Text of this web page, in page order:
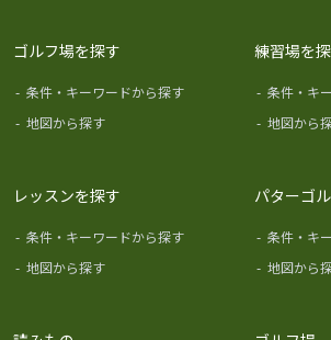
ゴルフ場を探す
- 条件・キーワードから探す
- 地図から探す
練習場を
- 条件・キ
- 地図から
レッスンを探す
- 条件・キーワードから探す
- 地図から探す
パターゴ
- 条件・キ
- 地図から